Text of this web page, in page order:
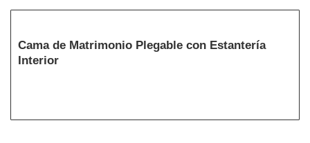
Cama de Matrimonio Plegable con Estantería
Interior